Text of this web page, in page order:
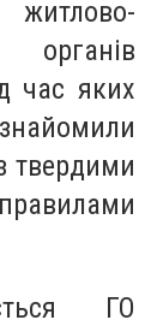
житлово-
час яких
твердими
ГО